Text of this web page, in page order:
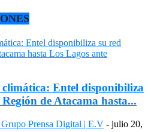
Entel disponibiliza
de Atacama hasta...
Grupo Prensa Digital | E.V - julio 20,